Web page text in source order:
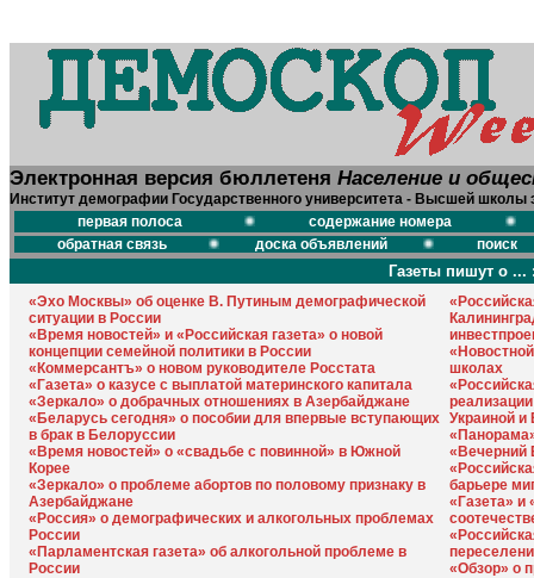
Электронная версия бюллетеня Население и
Институт демографии Государственного университета - Высшей школы
первая полоса
содержание номера
обратная связь
доска объявлений поиск
Газеты пишут о ...
«Эхо Москвы» об оценке В. Путиным демографической
ситуации в России
«Время новостей» и «Российская газета» о новой
концепции семейной политики в России
«Коммерсантъ» о новом руководителе Росстата
«Газета» о казусе с выплатой материнского капитала
«Зеркало» о добрачных отношениях в Азербайджане
«Беларусь сегодня» о пособии для впервые вступающих
в брак в Белоруссии
«Время новостей» о «свадьбе с повинной» в Южной
Корее
«Зеркало» о проблеме абортов по половому признаку в
Азербайджане
«Россия» о демографических и алкогольных проблемах
России
«Парламентская газета» об алкогольной проблеме в
России
школах
Украиной и
«Вечерний
барьере
«Газета» и
«Обзор» о